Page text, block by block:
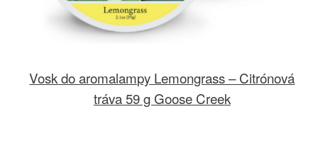
Vosk do aromalampy Lemongrass – Citrónová
tráva 59 g Goose Creek